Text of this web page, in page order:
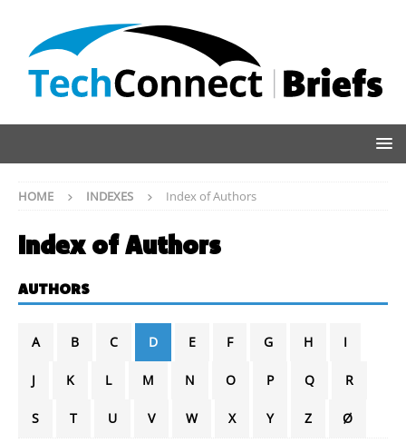
HOME INDEXES Index of Authors
Index of Authors
AUTHORS
A B C D E F G H I
J K L M N O P Q R
S T U V W X Y Z Ø